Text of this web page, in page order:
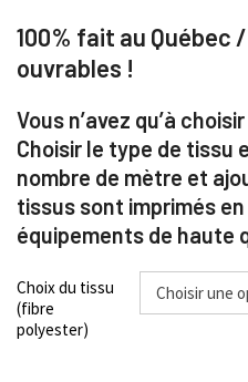
100% fait au Québec
ouvrables !
Vous n’avez qu’à
Choisir le type de tissu
nombre de mètre et
tissus sont imprimés
équipements de haute
Choix du tissu
(fibre
polyester)